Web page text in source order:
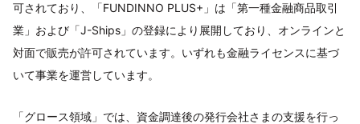
可されており、「FUNDINNO PLUS+」は「第一種金融商品取引
業」および「J-Ships」の登録により展開しており、オンラインと
対面で販売が許可されています。いずれも金融ライセンスに基づ
いて事業を運営しています。
「グロース領域」では、資金調達後の発行会社さまの支援を行っ